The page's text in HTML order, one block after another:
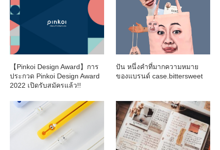
【Pinkoi Design Award】การ
ประกวด Pinkoi Design Award
2022 เปิดรับสมัครแล้ว!!
ปัน หนึ่งคำที่มากความหมาย
ของแบรนด์ case.bittersweet